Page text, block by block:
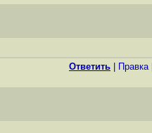
Ответить Правка|